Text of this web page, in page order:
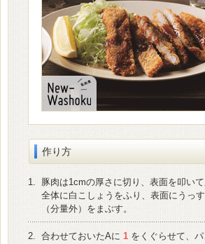
作り方
1.
豚肉は1cmの厚さに切り、表面を叩いて
全体に白こしょうをふり、表面にうっ
（分量外）をまぶす。
2. 合わせておいたAに 1 をくぐらせて、